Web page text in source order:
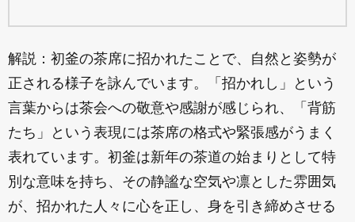
解説：初釜の茶席に招かれたことで、自然と姿勢が
正される様子を詠んでいます。「招かれし」という
言葉からは茶会への敬意や感謝が感じられ、「背筋
たち」という表現には茶席の格式や緊張感がうまく
表れています。初釜は新年の茶道の始まりとして特
別な意味を持ち、その静謐な空気や凛とした雰囲気
が、招かれた人々に心を正し、身を引き締めさせる